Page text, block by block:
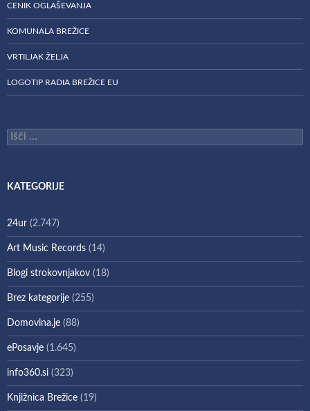
CENIK OGLAŠEVANJA
KOMUNALA BREŽICE
VRTILJAK ŽELJA
LOGOTIP RADIA BREŽICE EU
Išči:
KATEGORIJE
24ur (2.747)
Art Music Records (14)
Blogi strokovnjakov (18)
Brez kategorije (255)
Domovina.je (88)
ePosavje (1.645)
info360.si (323)
Knjižnica Brežice (19)